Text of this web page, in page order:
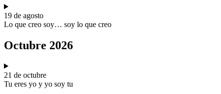
19 de agosto
Lo que creo soy… soy lo que creo
Octubre 2026
21 de octubre
Tu eres yo y yo soy tu